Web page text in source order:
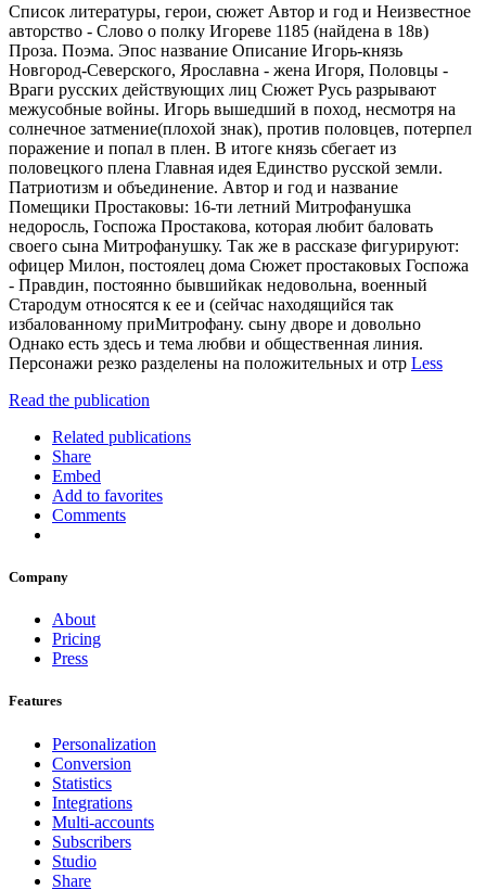
Список литературы, герои, сюжет Автор и год и Неизвестное
авторство - Слово о полку Игореве 1185 (найдена в 18в)
Проза. Поэма. Эпос название Описание Игорь-князь
Новгород-Северского, Ярославна - жена Игоря, Половцы -
Враги русских действующих лиц Сюжет Русь разрывают
межусобные войны. Игорь вышедший в поход, несмотря на
солнечное затмение(плохой знак), против половцев, потерпел
поражение и попал в плен. В итоге князь сбегает из
половецкого плена Главная идея Единство русской земли.
Патриотизм и объединение. Автор и год и название
Помещики Простаковы: 16-ти летний Митрофанушка
недоросль, Госпожа Простакова, которая любит баловать
своего сына Митрофанушку. Так же в рассказе фигурируют:
офицер Милон, постоялец дома Сюжет простаковых Госпожа
- Правдин, постоянно бывшийкак недовольна, военный
Стародум относятся к ее и (сейчас находящийся так
избалованному приМитрофану. сыну дворе и довольно
Однако есть здесь и тема любви и общественная линия.
Персонажи резко разделены на положительных и отр Less
Read the publication
Related publications
Share
Embed
Add to favorites
Comments
Company
About
Pricing
Press
Features
Personalization
Conversion
Statistics
Integrations
Multi-accounts
Subscribers
Studio
Share